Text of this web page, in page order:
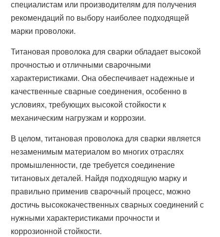
специалистам или производителям для получения
рекомендаций по выбору наиболее подходящей
марки проволоки.
Титановая проволока для сварки обладает высокой
прочностью и отличными сварочными
характеристиками. Она обеспечивает надежные и
качественные сварные соединения, особенно в
условиях, требующих высокой стойкости к
механическим нагрузкам и коррозии.
В целом, титановая проволока для сварки является
незаменимым материалом во многих отраслях
промышленности, где требуется соединение
титановых деталей. Найдя подходящую марку и
правильно применив сварочный процесс, можно
достичь высококачественных сварных соединений с
нужными характеристиками прочности и
коррозионной стойкости.